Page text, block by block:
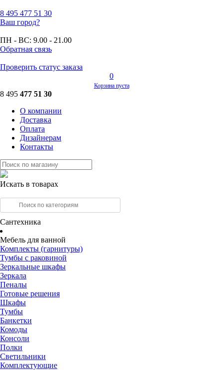
8 495 477 51 30
Ваш город?
ПН - ВС: 9.00 - 21.00
Обратная связь
Проверить статус заказа
0
Корзина пуста
8 495 477 51 30
О компании
Доставка
Оплата
Дизайнерам
Контакты
Искать в товарах
Сантехника
Мебель для ванной
Комплекты (гарнитуры)
Тумбы с раковиной
Зеркальные шкафы
Зеркала
Пеналы
Готовые решения
Шкафы
Тумбы
Банкетки
Комоды
Консоли
Полки
Светильники
Комплектующие